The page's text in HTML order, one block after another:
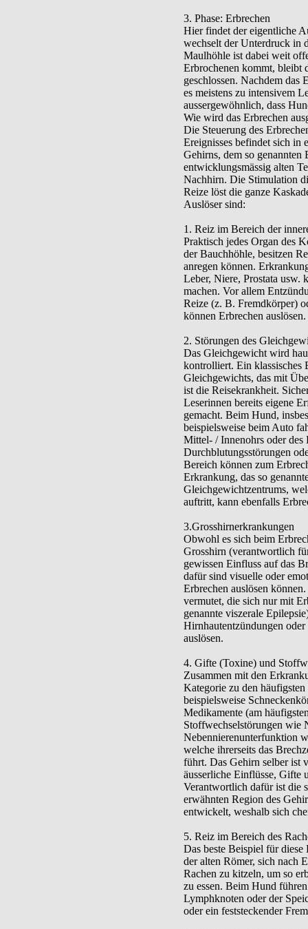
3. Phase: Erbrechen
Hier findet der eigentliche
wechselt der Unterdruck in
Maulhöhle ist dabei weit
Erbrochenen kommt, bleibt
geschlossen. Nachdem das
es meistens zu intensivem
aussergewöhnlich, dass
Wie wird das Erbrechen
Die Steuerung des
Ereignisses befindet sich in
Gehirns, dem so genannten
entwicklungsmässig alten
Nachhirn. Die Stimulation
Reize löst die ganze
Auslöser sind:
1. Reiz im Bereich der
Praktisch jedes Organ des
der Bauchhöhle, besitzen
anregen können.
Leber, Niere, Prostata usw.
machen. Vor allem
Reize (z. B. Fremdkörper)
können Erbrechen auslösen.
2. Störungen des
Das Gleichgewicht wird
kontrolliert. Ein klassisches
Gleichgewichts, das mit
ist die Reisekrankheit.
Leserinnen bereits eigene
gemacht. Beim Hund,
beispielsweise beim Auto
Mittel- / Innenohrs oder
Durchblutungsstörungen
Bereich können zum
Erkrankung, das so
Gleichgewichtzentrums,
auftritt, kann ebenfalls
3.Grosshirnerkrankungen
Obwohl es sich beim
Grosshirn (verantwortlich
gewissen Einfluss auf das
dafür sind visuelle oder
Erbrechen auslösen
vermutet, die sich nur mit
genannte viszerale
Hirnhautentzündungen
auslösen.
4. Gifte (Toxine) und
Zusammen mit den
Kategorie zu den
beispielsweise
Medikamente (am
Stoffwechselstörungen wie
Nebennierenunterfunktion
welche ihrerseits das
führt. Das Gehirn selber ist
äusserliche Einflüsse, Gifte
Verantwortlich dafür ist die
erwähnten Region des
entwickelt, weshalb sich
5. Reiz im Bereich des
Das beste Beispiel für
der alten Römer, sich nach
Rachen zu kitzeln, um so
zu essen. Beim Hund
Lymphknoten oder der
oder ein feststeckender